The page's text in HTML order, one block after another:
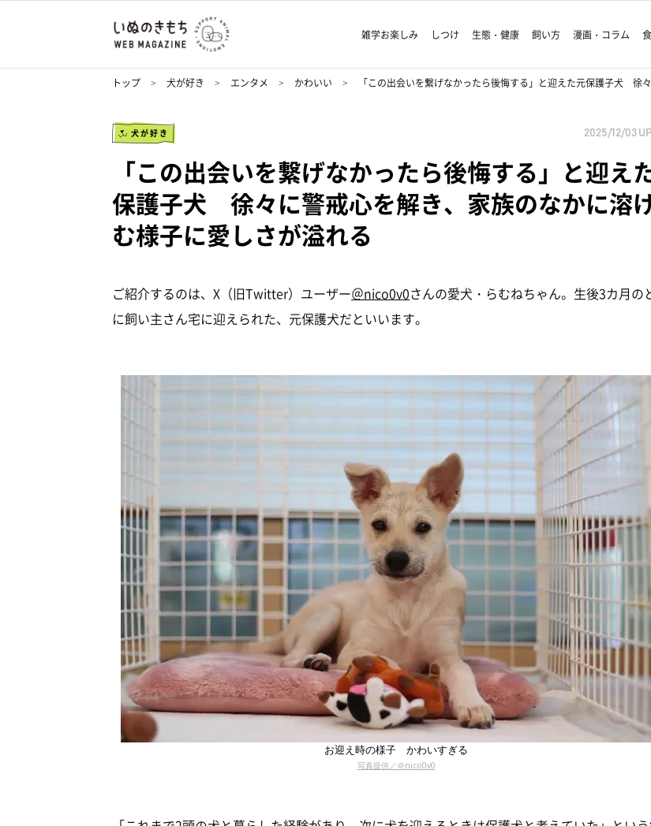
雑学お楽しみ しつけ 生態・健康 飼い方 漫画・コラム
トップ 犬が好き エンタメ かわいい 「この出会いを繋げなかったら後悔する」と迎えた元保護子犬 徐
犬が好き 2025/12/03
「この出会いを繋げなかったら後悔する」と迎え
保護子犬 徐々に警戒心を解き、家族のなかに溶
む様子に愛しさが溢れる
ご紹介するのは、X（旧Twitter）ユーザー＠nico0v0さんの愛犬・らむねちゃん。生後3カ月の
に飼い主さん宅に迎えられた、元保護犬だといいます。
お迎え時の様子 かわいすぎる
写真提供／＠nico0v0